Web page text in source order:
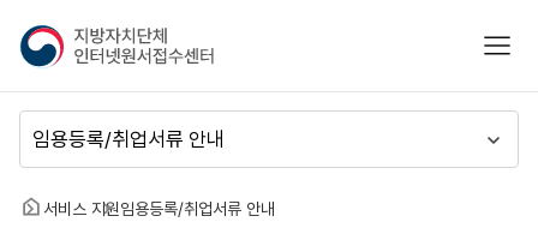
지
방
자
치
단
체
인
모바
뉴
동
홈 서비스 지원임용등록/취업서류 안내